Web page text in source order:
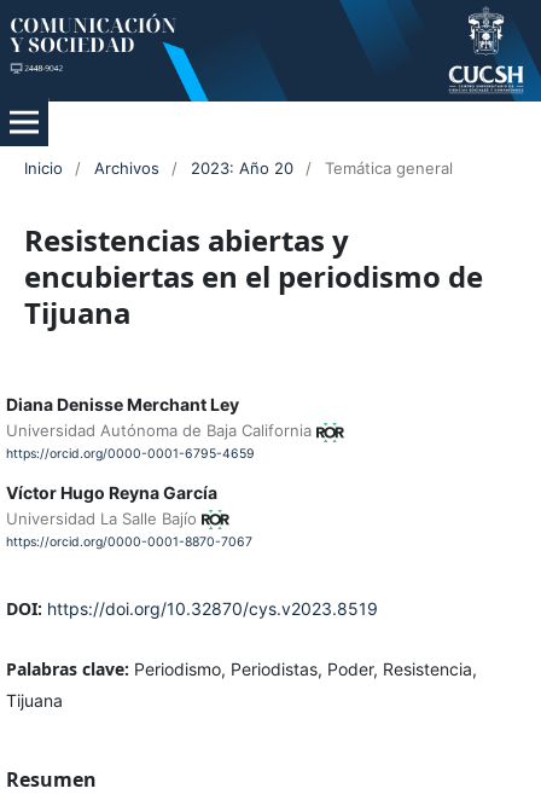
Inicio / Archivos / 2023: Año 20 / Temática general
Resistencias abiertas y
encubiertas en el periodismo de
Tijuana
Diana Denisse Merchant Ley
Universidad Autónoma de Baja California
https://orcid.org/0000-0001-6795-4659
Víctor Hugo Reyna García
Universidad La Salle Bajío
https://orcid.org/0000-0001-8870-7067
DOI: https://doi.org/10.32870/cys.v2023.8519
Palabras clave: Periodismo, Periodistas, Poder, Resistencia,
Tijuana
Resumen